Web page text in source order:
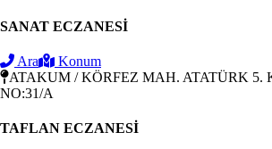
SANAT ECZANESİ
Ara
Konum
ATAKUM / KÖRFEZ MAH. ATATÜRK 5.
NO:31/A
TAFLAN ECZANESİ